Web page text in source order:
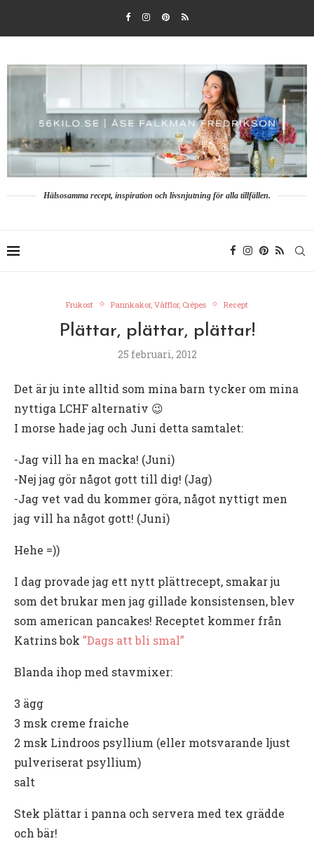
Hälsosamma recept, inspiration och livsnjutning för alla tillfällen.
Frukost Pannkakor, Våfflor, Crêpes Recept
Plättar, plättar, plättar!
25 februari, 2012
Det är ju inte alltid som mina barn tycker om mina
nyttiga LCHF alternativ 😉
I morse hade jag och Juni detta samtalet:
-Jag vill ha en macka! (Juni)
-Nej jag gör något gott till dig! (Jag)
-Jag vet vad du kommer göra, något nyttigt men
jag vill ha något gott! (Juni)
Hehe =))
I dag provade jag ett nytt plättrecept, smakar ju
som det brukar men jag gillade konsistensen, blev
som american pancakes! Receptet kommer från
Katrins bok ”Dags att bli smal”
Blanda ihop med stavmixer:
3 ägg
3 msk creme fraiche
2 msk Lindroos psyllium (eller motsvarande ljust
pulveriserat psyllium)
salt
Stek plättar i panna och servera med tex grädde
och bär!